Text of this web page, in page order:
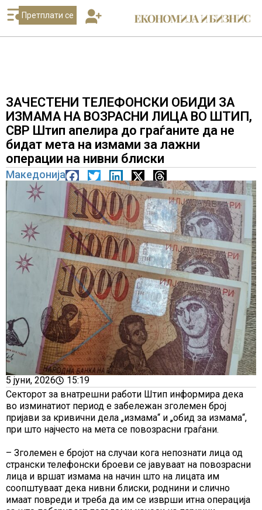
Претплати се
ЗАЧЕСТЕНИ ТЕЛЕФОНСКИ ОБИДИ ЗА
ИЗМАМА НА ВОЗРАСНИ ЛИЦА ВО ШТИП,
СВР Штип апелира до граѓаните да не
бидат мета на измами за лажни
операции на нивни блиски
Македонија
5 јуни, 2026
15:19
Секторот за внатрешни работи Штип информира дека
во изминатиот период е забележан зголемен број
пријави за кривични дела „измама“ и „обид за измама“,
при што најчесто на мета се повозрасни граѓани.
– Зголемен е бројот на случаи кога непознати лица од
странски телефонски броеви се јавуваат на повозрасни
лица и вршат измама на начин што на лицата им
соопштуваат дека нивни блиски, роднини и слично
имаат повреди и треба да им се изврши итна операција